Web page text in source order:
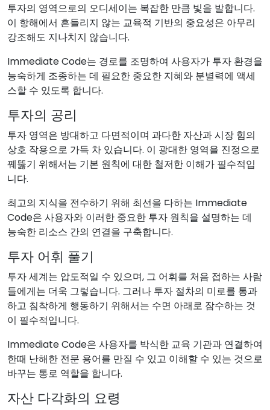
투자의 영역으로의 오디세이는 복잡한 만큼 빛을 발합니다.
이 항해에서 흔들리지 않는 교육적 기반의 중요성은 아무리
강조해도 지나치지 않습니다.
Immediate Code는 경로를 조명하여 사용자가 투자 환경을
능숙하게 조종하는 데 필요한 중요한 지혜와 분별력에 액세
스할 수 있도록 합니다.
투자의 공리
투자 영역은 방대하고 다면적이며 과다한 자산과 시장 힘의
상호 작용으로 가득 차 있습니다. 이 광대한 영역을 진정으로
꿰뚫기 위해서는 기본 원칙에 대한 철저한 이해가 필수적입
니다.
최고의 지식을 전수하기 위해 최선을 다하는 Immediate
Code은 사용자와 이러한 중요한 투자 원칙을 설명하는 데
능숙한 리소스 간의 연결을 구축합니다.
투자 어휘 풀기
투자 세계는 압도적일 수 있으며, 그 어휘를 처음 접하는 사람
들에게는 더욱 그렇습니다. 그러나 투자 절차의 미로를 통과
하고 침착하게 행동하기 위해서는 수면 아래로 잠수하는 것
이 필수적입니다.
Immediate Code은 사용자를 박식한 교육 기관과 연결하여
한때 난해한 전문 용어를 만질 수 있고 이해할 수 있는 것으로
바꾸는 통로 역할을 합니다.
자산 다각화의 요령